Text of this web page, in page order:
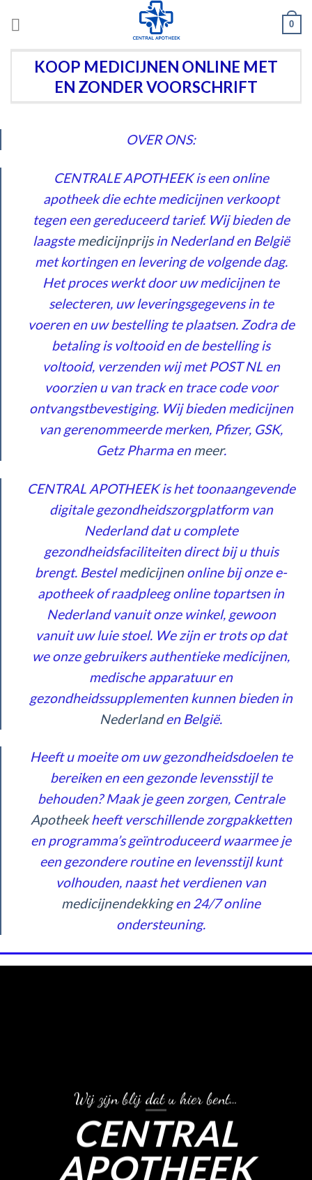
0
KOOP MEDICIJNEN ONLINE MET
EN ZONDER VOORSCHRIFT
OVER ONS:
CENTRALE APOTHEEK is een online
apotheek die echte medicijnen verkoopt
tegen een gereduceerd tarief. Wij bieden de
laagste medicijnprijsin Nederland en België
met kortingen en levering de volgende dag.
Het proces werkt door uw medicijnen te
selecteren, uw leveringsgegevens in te
voeren en uw bestelling te plaatsen. Zodra de
betaling is voltooid en de bestelling is
voltooid, verzenden wij met POST NL en
voorzien u van track en trace code voor
ontvangstbevestiging. Wij bieden medicijnen
van gerenommeerde merken, Pfizer, GSK,
Getz Pharma en meer.
CENTRAL APOTHEEK is het toonaangevende
digitale gezondheidszorgplatform van
Nederland dat u complete
gezondheidsfaciliteiten direct bij u thuis
brengt. Bestelmedicijnenonline bij onze e-
apotheek of raadpleeg online topartsen in
Nederland vanuit onze winkel, gewoon
vanuit uw luie stoel. We zijn er trots op dat
we onze gebruikers authentieke medicijnen,
medische apparatuur en
gezondheidssupplementen kunnen bieden in
Nederlanden België.
Heeft u moeite om uw gezondheidsdoelen te
bereiken en een gezonde levensstijl te
behouden? Maak je geen zorgen, Centrale
Apotheekheeft verschillende zorgpakketten
en programma’s geïntroduceerd waarmee je
een gezondere routine en levensstijl kunt
volhouden, naast het verdienen van
medicijnendekkingen 24/7 online
ondersteuning.
Wij zijn blij dat u hier bent…
CENTRAL
APOTHEEK